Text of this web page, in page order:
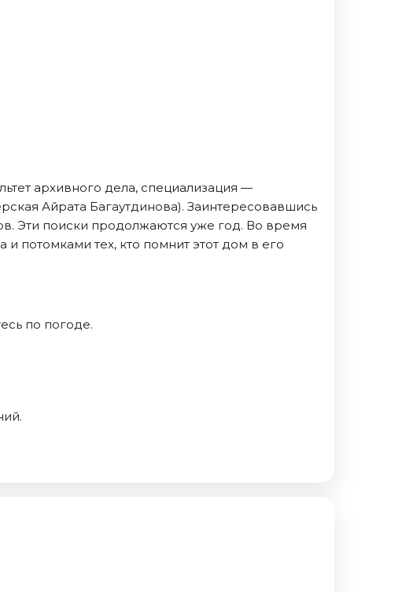
архивного дела, специализация —
Айрата Багаутдинова). Заинтересовавшись
Эти поиски продолжаются уже год. Во время
потомками тех, кто помнит этот дом в его
по погоде.